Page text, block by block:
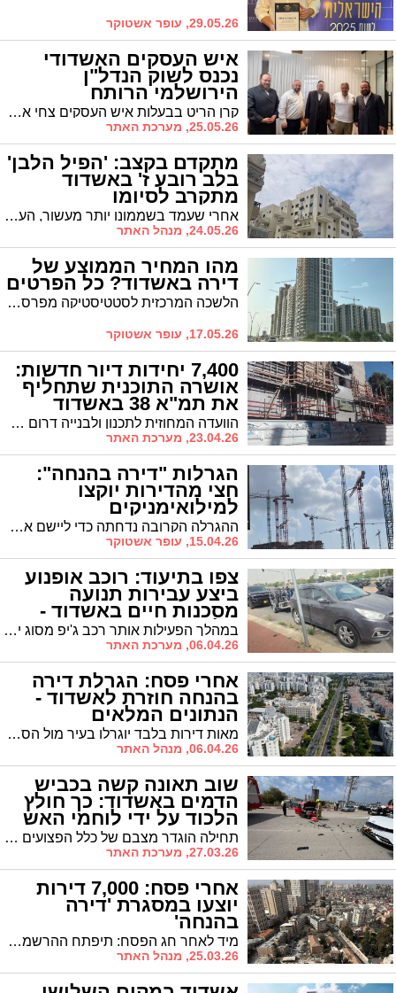
29.05.26, עופר אשטוקר
איש העסקים האשדודי
נכנס לשוק הנדל"ן
הירושלמי הרותח
קרן הריט בבעלות איש העסקים צחי אבו רכשה אמש חמישים יחידות דיור בפרויקט 'רפא טריפל' של חברת 'בינגו נדל"ן' בבעלות היזם דוד ברין, בשכונת רוממה בירושלים. היקף העסקה: 156 מיליון שקלים
25.05.26, מערכת האתר
מתקדם בקצב: 'הפיל הלבן'
בלב רובע ז' באשדוד
מתקרב לסיומו
אחרי שעמד בשממונו יותר מעשור, העבודות בבניין שברח' יהודה הנשיא מתקדמות בקצב מואץ. משרד עו"ד עפרי פנה בערב החג לרוכשים: התקדמו עם המשכנתאות. מועד המסירה לרוכשים: בעוד שלושה חודשים
24.05.26, מנהל האתר
מהו המחיר הממוצע של
דירה באשדוד? כל הפרטים
הלשכה המרכזית לסטטיסטיקה מפרסמת את מחירי הדירות הממוצעים באשדוד ברבעון הראשון של השנה, בחלוקה לפי גודל הדירה ובהתבסס על עסקאות שבוצעו בפועל
17.05.26, עופר אשטוקר
7,400 יחידות דיור חדשות:
אושרה התוכנית שתחליף
את תמ"א 38 באשדוד
הוועדה המחוזית לתכנון ולבנייה דרום אישרה את תוכנית ההתחדשות הבניינית באשדוד, המהווה חלופה עירונית לתמ"א 38 שפקעה. התוכנית מאפשרת מימוש של כ-7,400 יחידות דיור חדשות וממוגנות בעיר, מתוך פוטנציאל כולל של כ-22,500 יחידות להתחדשות
23.04.26, מערכת האתר
הגרלות "דירה בהנחה":
חצי מהדירות יוקצו
למילואימניקים
ההגרלה הקרובה נדחתה כדי ליישם את ההחלטה הדרמטית במלואה – ביטול ההבחנה בין מרכז לפריפריה, תוספת של יותר מ־1,100 דירות למשרתי מילואים והבטחת עדיפות גם ללוחמים
15.04.26, עופר אשטוקר
צפו בתיעוד: רוכב אופנוע
ביצע עבירות תנועה
מסכנות חיים באשדוד -
ונלכד (וידאו) במהלך הפעילות אותר רכב ג'יפ מסוג יונדאי עם נגררת שעליה שני אופנועים, וכן רוכב אופנוע נוסף, אשר על פי החשד היו מעורבים בביצוע עבירות תנועה מסכנות חיים. הכוחות פעלו במהירות, עצרו את המעורבים והעבירו אותם להמשך טיפול וחקירה
06.04.26, מערכת האתר
אחרי פסח: הגרלת דירה
בהנחה חוזרת לאשדוד -
הנתונים המלאים
מאות דירות בלבד יוגרלו בעיר מול הסתערות צפויה של אלפי זכאים - באחד האזורים המבוקשים באשדוד, הסיכוי לזכות צפוי להיות נמוך במיוחד
06.04.26, מנהל האתר
שוב תאונה קשה בכביש
הדמים באשדוד: כך חולץ
הלכוד על ידי לוחמי האש
תחילה הוגדר מצבם של כלל הפצועים כקל, אולם בהמשך עדכן צוות טיפול נמרץ כי מצבו של הגבר בן ה-88 הוחמר ומוגדר כעת בינוני, לאחר שסבל מחבלת חזה
27.03.26, מערכת האתר
אחרי פסח: 7,000 דירות
יוצעו במסגרת 'דירה
בהנחה'
מיד לאחר חג הפסח: תיפתח ההרשמה להגרלה ה-11 של תוכנית “דירה בהנחה”. מעל ל-7,000 דירות יוגרלו ברחבי הארץ. ניתן להנפיק אישור זכאות להרשמה עד 30.4.26
25.03.26, מנהל האתר